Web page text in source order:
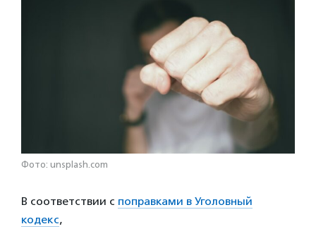
Фото: unsplash.com
В соответствии с поправками в Уголовный
кодекс,